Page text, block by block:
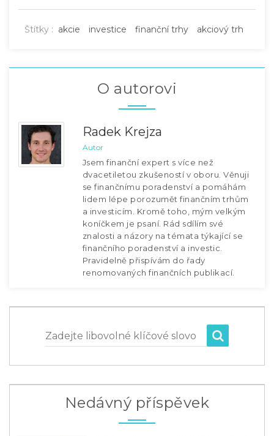
Štítky : akcie investice finanční trhy akciový trh
O autorovi
Radek Krejza
Autor
Jsem finanční expert s více než
dvacetiletou zkušeností v oboru. Věnuji
se finančnímu poradenství a pomáhám
lidem lépe porozumět finančním trhům
a investicím. Kromě toho, mým velkým
koníčkem je psaní. Rád sdílím své
znalosti a názory na témata týkající se
finančního poradenství a investic.
Pravidelně přispívám do řady
renomovaných finančních publikací.
Zadejte libovolné klíčové slovo
Nedávný příspěvek